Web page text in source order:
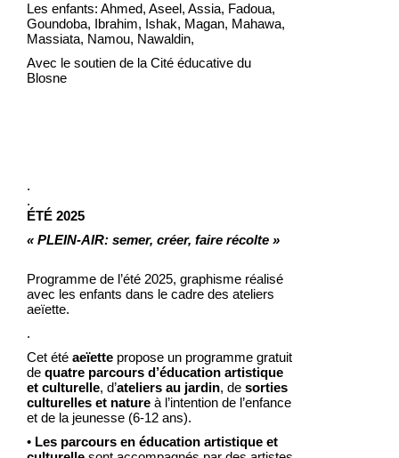
Les enfants: Ahmed, Aseel, Assia, Fadoua,
Goundoba, Ibrahim, Ishak, Magan, Mahawa,
Massiata, Namou, Nawaldin,
Avec le soutien de la Cité éducative du
Blosne
.
.
ÉTÉ 2025
« PLEIN-AIR: semer, créer, faire récolte »
Programme de l’été 2025, graphisme réalisé
avec les enfants dans le cadre des ateliers
aeïette.
.
Cet été aeïette propose un programme gratuit
de quatre parcours d’éducation artistique
et culturelle, d’ateliers au jardin, de sorties
culturelles et nature à l’intention de l’enfance
et de la jeunesse (6-12 ans).
• Les parcours en éducation artistique et